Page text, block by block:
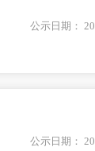
公示日期：
公示日期：